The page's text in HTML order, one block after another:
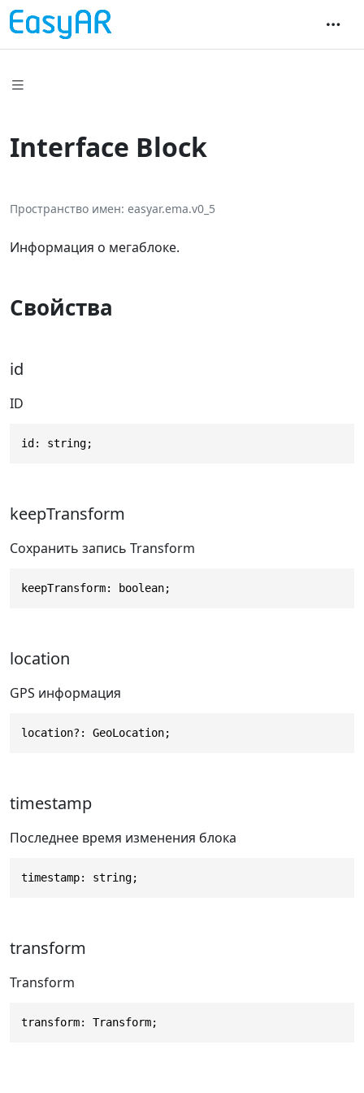
Interface Block
Пространство имен easyar.ema.v0_5
Информация о мегаблоке.
Свойства
id
ID
id: string;
keepTransform
Сохранить запись Transform
keepTransform: boolean;
location
GPS информация
location?: GeoLocation;
timestamp
Последнее время изменения блока
timestamp: string;
transform
Transform
transform: Transform;